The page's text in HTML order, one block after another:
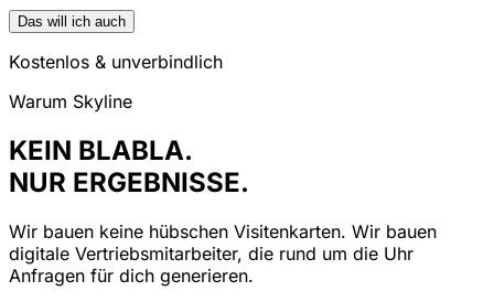
Das will ich auch
Kostenlos & unverbindlich
Warum Skyline
KEIN BLABLA.
NUR ERGEBNISSE.
Wir bauen keine hübschen Visitenkarten. Wir bauen
digitale Vertriebsmitarbeiter, die rund um die Uhr
Anfragen für dich generieren.